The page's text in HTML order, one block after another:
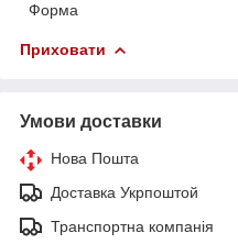
Форма
Приховати
Умови доставки
Нова Пошта
Доставка Укрпоштой
Транспортна компанія